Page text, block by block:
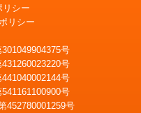
リシー
リシー
号
号
号
号
452780001259号